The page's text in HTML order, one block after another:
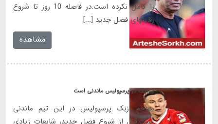
را کامل نکرده است.در فاصله 10 روز تا شروع
رقابتهای فصل جدید [...]
مشاهده
سرگیف در پرسپولیس ماندنی است
مهاجم ازبک پرسپولیس در این تیم ماندنی
است.قبل از شروع فصل جدید، شایعات زیادی